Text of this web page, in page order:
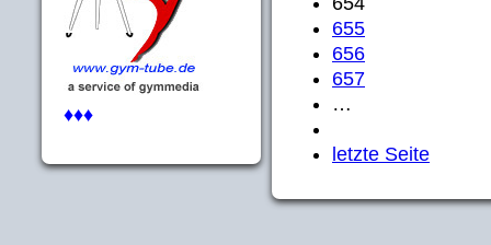
♦♦♦
655
656
657
…
letzte Seite